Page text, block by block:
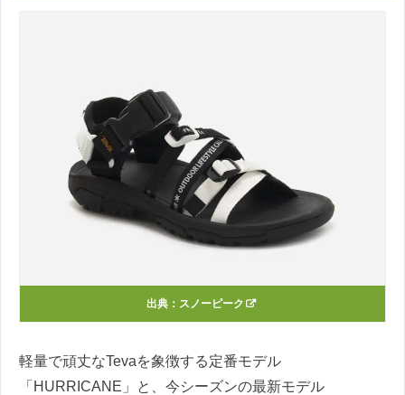
出典： スノーピーク
軽量で頑丈なTevaを象徴する定番モデル
「HURRICANE」と、今シーズンの最新モデル